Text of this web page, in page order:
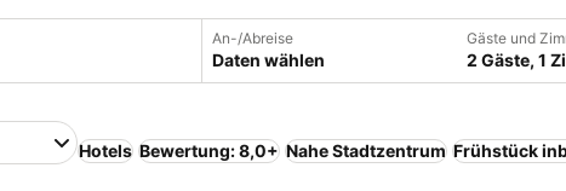
An-/Abreise
Daten wählen
Gäste und
2 Gäste, 1
Hotels Bewertung: 8,0+ Nahe Stadtzentrum Frühstück